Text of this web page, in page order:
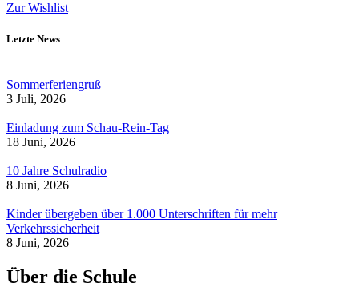
Zur Wishlist
Letzte News
Sommerferiengruß
3 Juli, 2026
Einladung zum Schau-Rein-Tag
18 Juni, 2026
10 Jahre Schulradio
8 Juni, 2026
Kinder übergeben über 1.000 Unterschriften für mehr
Verkehrssicherheit
8 Juni, 2026
Über die Schule